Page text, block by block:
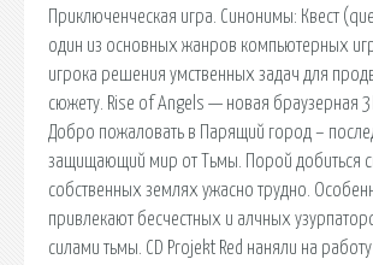
Приключенческая игра. Синонимы: Квест
один из основных жанров компьютерных
игрока решения умственных задач для
сюжету. Rise of Angels — новая браузерная 3D
Добро пожаловать в Парящий город –
защищающий мир от Тьмы. Порой добиться
собственных землях ужасно трудно.
привлекают бесчестных и алчных
силами тьмы. CD Projekt Red наняли на